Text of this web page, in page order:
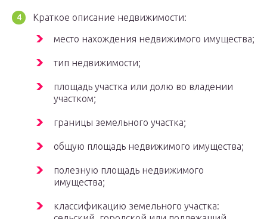
Краткое описание недвижимости:
место нахождения недвижимого имущества;
тип недвижимости;
площадь участка или долю во владении
участком;
границы земельного участка;
общую площадь недвижимого имущества;
полезную площадь недвижимого
имущества;
классификацию земельного участка: